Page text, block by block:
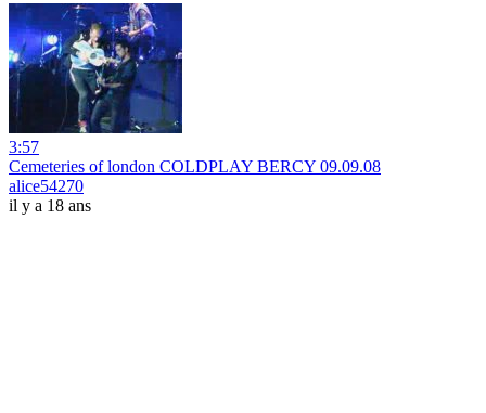
3:57
Cemeteries of london COLDPLAY BERCY 09.09.08
alice54270
il y a 18 ans